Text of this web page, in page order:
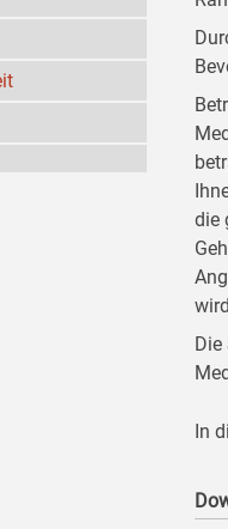
die
In